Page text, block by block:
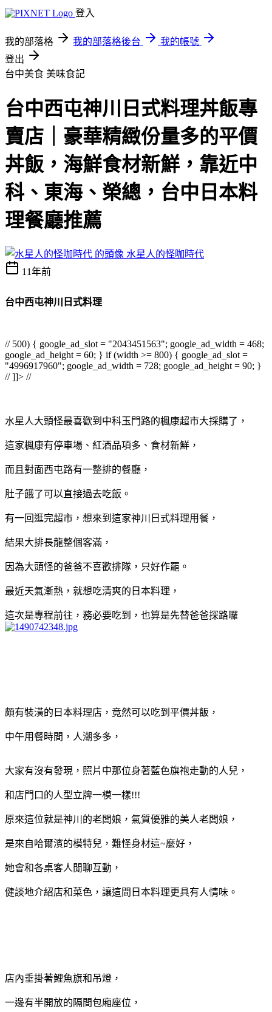
登入
我的部落格 我的部落格後台
我的帳號
登出
台中美食 美味食記
台中西屯神川日式料理丼飯專
賣店｜豪華精緻份量多的平價
丼飯，海鮮食材新鮮，靠近中
科、東海、榮總，台中日本料
理餐廳推薦
水星人的怪咖時代
11年前
台中西屯神川日式料理
// 500) { google_ad_slot = "2043451563"; google_ad_width = 468;
google_ad_height = 60; } if (width >= 800) { google_ad_slot =
"4996917960"; google_ad_width = 728; google_ad_height = 90; }
// ]]> //
水星人大頭怪最喜歡到中科玉門路的楓康超市大採購了，
這家楓康有停車場、紅酒品項多、食材新鮮，
而且對面西屯路有一整排的餐廳，
肚子餓了可以直接過去吃飯。
有一回逛完超市，想來到這家神川日式料理用餐，
結果大排長龍整個客滿，
因為大頭怪的爸爸不喜歡排隊，只好作罷。
最近天氣漸熱，就想吃清爽的日本料理，
這次是專程前往，務必要吃到，也算是先替爸爸探路囉
頗有裝潢的日本料理店，竟然可以吃到平價丼飯，
中午用餐時間，人潮多多，
大家有沒有發現，照片中那位身著藍色旗袍走動的人兒，
和店門口的人型立牌一模一樣!!!
原來這位就是神川的老闆娘，氣質優雅的美人老闆娘，
是來自哈爾濱的模特兒，難怪身材這~麼好，
她會和各桌客人閒聊互動，
健談地介紹店和菜色，讓這間日本料理更具有人情味。
店內垂掛著鯉魚旗和吊燈，
一邊有半開放的隔間包廂座位，